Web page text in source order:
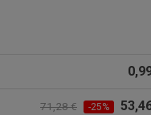
71,28 € -25%